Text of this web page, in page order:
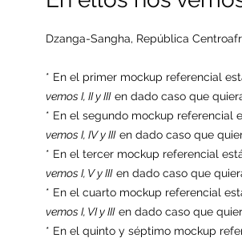
Dzanga-Sangha, República
* En el primer mockup referencial
vemos I, II y III en dado caso que
* En el segundo mockup referencial
vemos I, IV y III en dado caso que
* En el tercer mockup referencial
vemos I, V y III en dado caso que
* En el cuarto mockup referencial
vemos I, VI y III en dado caso que
* En el quinto y séptimo mockup